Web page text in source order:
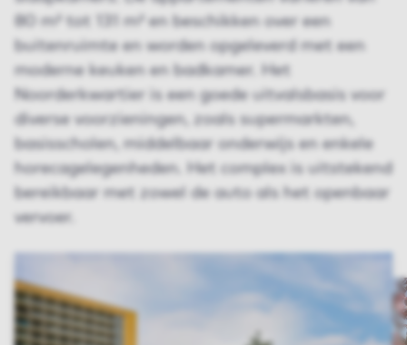
80 m² tot 131 m² en beschikken over een
buitenruimte en worden opgeleverd met een
moderne keuken en badkamer. Het
Noorderkwartier is een goede uitvalsbasis voor
diverse voorzieningen, zoals supermarkten,
basisscholen, middelbaar onderwijs en enkele
horecagelegenheden. Het complex is uitstekend
bereikbaar met zowel de auto als het openbaar
vervoer.